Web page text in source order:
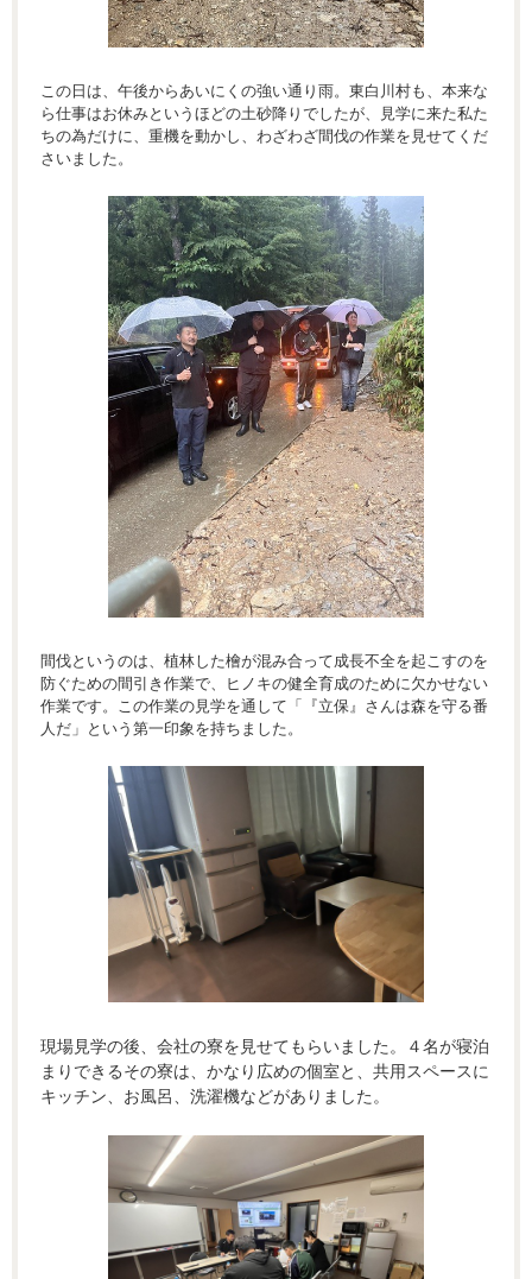
この日は、午後からあいにくの強い通り雨。東白川村も、本来な
ら仕事はお休みというほどの土砂降りでしたが、見学に来た私た
ちの為だけに、重機を動かし、わざわざ間伐の作業を見せてくだ
さいました。
間伐というのは、植林した檜が混み合って成長不全を起こすのを
防ぐための間引き作業で、ヒノキの健全育成のために欠かせない
作業です。この作業の見学を通して「『立保』さんは森を守る番
人だ」という第一印象を持ちました。
現場見学の後、会社の寮を見せてもらいました。４名が寝泊
まりできるその寮は、かなり広めの個室と、共用スペースに
キッチン、お風呂、洗濯機などがありました。